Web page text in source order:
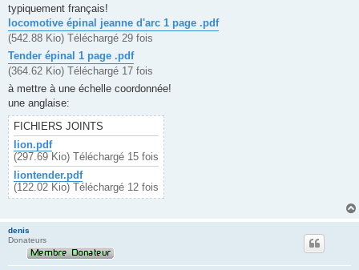
s
s
a
g
e
typiquement français!
locomotive épinal jeanne d'arc 1 page .pdf
(542.88 Kio) Téléchargé 29 fois
Tender épinal 1 page .pdf
(364.62 Kio) Téléchargé 17 fois
à mettre à une échelle coordonnée!
une anglaise:
FICHIERS JOINTS
lion.pdf
(297.69 Kio) Téléchargé 15 fois
liontender.pdf
(122.02 Kio) Téléchargé 12 fois
denis
Donateurs